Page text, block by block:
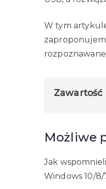
W tym
rozpoznawane
Zawartość
Możliwe
Jak
Windows 10/